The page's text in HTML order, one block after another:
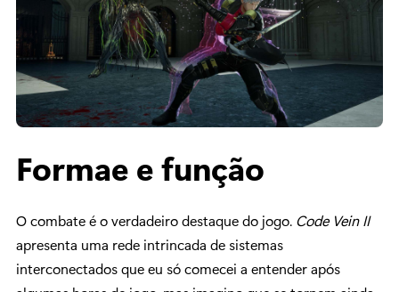
Formae e função
O combate é o verdadeiro destaque do jogo. Code Vein II
apresenta uma rede intrincada de sistemas
interconectados que eu só comecei a entender após